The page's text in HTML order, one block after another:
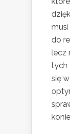
do
lecz
tych
się